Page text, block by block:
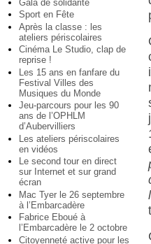
Gala de solidarité
Sport en Fête
Après la classe : les
ateliers périscolaires
Cinéma Le Studio, clap de
reprise !
Les 15 ans en fanfare du
Festival Villes des
Musiques du Monde
Jeu-parcours pour les 90
ans de l’OPHLM
d’Aubervilliers
Les ateliers périscolaires
en vidéos
Le second tour en direct
sur Internet et sur grand
écran
Mac Tyer le 26 septembre
à l’Embarcadère
Fabrice Eboué à
l’Embarcadère le 2 octobre
Citoyenneté active pour les